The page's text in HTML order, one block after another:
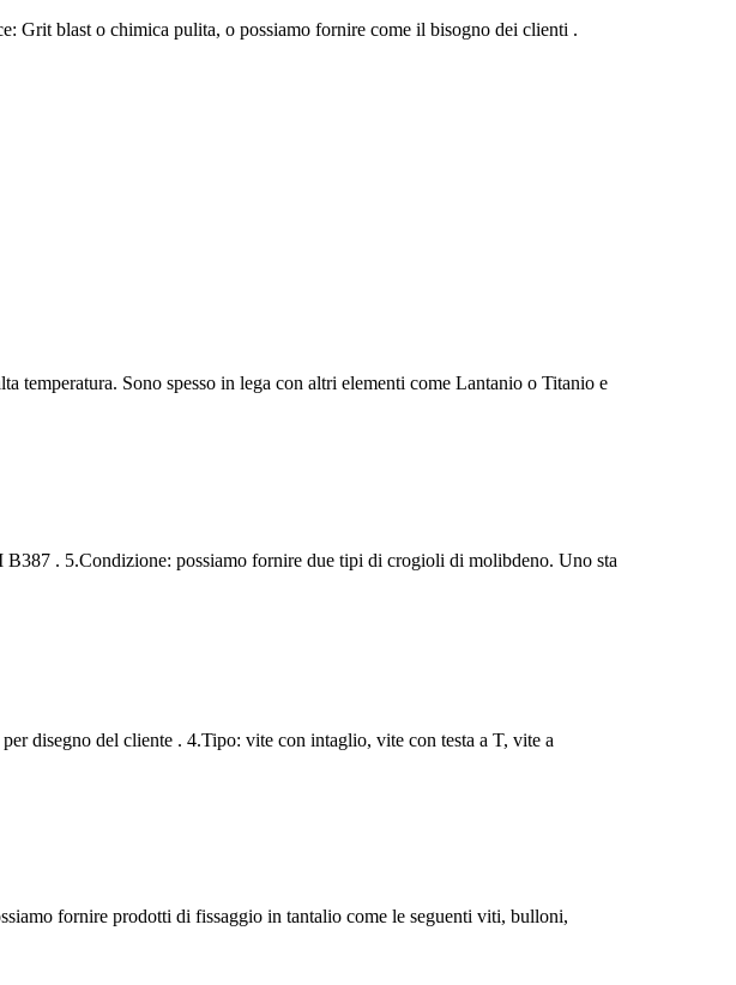
Grit blast o chimica pulita, o possiamo fornire come il bisogno dei clienti .
temperatura. Sono spesso in lega con altri elementi come Lantanio o Titanio e
. 5.Condizione: possiamo fornire due tipi di crogioli di molibdeno. Uno sta
disegno del cliente . 4.Tipo: vite con intaglio, vite con testa a T, vite a
fornire prodotti di fissaggio in tantalio come le seguenti viti, bulloni,